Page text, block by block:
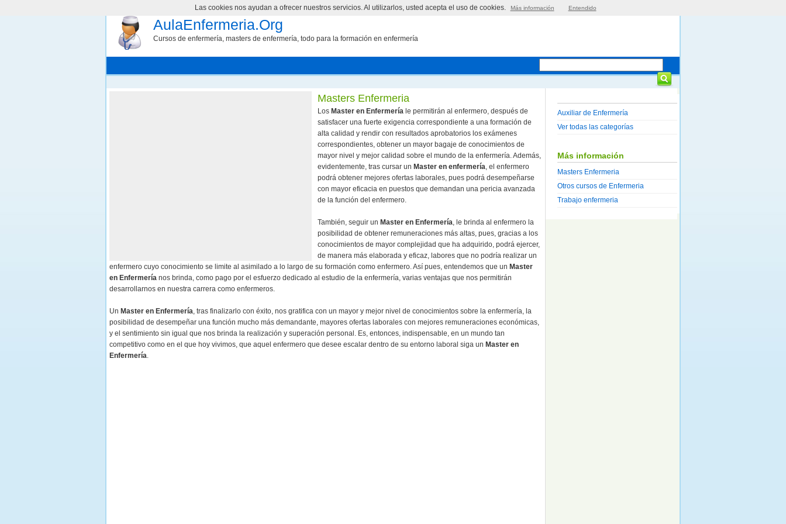
AulaEnfermeria.Org
Cursos de enfermería, masters de enfermería, todo para la formación en enfermería
Masters Enfermeria
Los Master en Enfermería le permitirán al enfermero, después de
satisfacer una fuerte exigencia correspondiente a una formación de
alta calidad y rendir con resultados aprobatorios los exámenes
correspondientes, obtener un mayor bagaje de conocimientos de
mayor nivel y mejor calidad sobre el mundo de la enfermería. Además,
evidentemente, tras cursar un Master en enfermería, el enfermero
podrá obtener mejores ofertas laborales, pues podrá desempeñarse
con mayor eficacia en puestos que demandan una pericia avanzada
de la función del enfermero.
También, seguir un Master en Enfermería, le brinda al enfermero la
posibilidad de obtener remuneraciones más altas, pues, gracias a los
conocimientos de mayor complejidad que ha adquirido, podrá ejercer,
de manera más elaborada y eficaz, labores que no podría realizar un
enfermero cuyo conocimiento se limite al asimilado a lo largo de su formación como enfermero. Así pues, entendemos que un Master
en Enfermería nos brinda, como pago por el esfuerzo dedicado al estudio de la enfermería, varias ventajas que nos permitirán
desarrollarnos en nuestra carrera como enfermeros.
Un Master en Enfermería, tras finalizarlo con éxito, nos gratifica con un mayor y mejor nivel de conocimientos sobre la enfermería, la
posibilidad de desempeñar una función mucho más demandante, mayores ofertas laborales con mejores remuneraciones económicas,
y el sentimiento sin igual que nos brinda la realización y superación personal. Es, entonces, indispensable, en un mundo tan
competitivo como en el que hoy vivimos, que aquel enfermero que desee escalar dentro de su entorno laboral siga un Master en
Enfermería.
Auxiliar de Enfermería
Ver todas las categorías
Más información
Masters Enfermeria
Otros cursos de Enfermeria
Trabajo enfermeria
Las cookies nos ayudan a ofrecer nuestros servicios. Al utilizarlos, usted acepta el uso de cookies. Más información Entendido